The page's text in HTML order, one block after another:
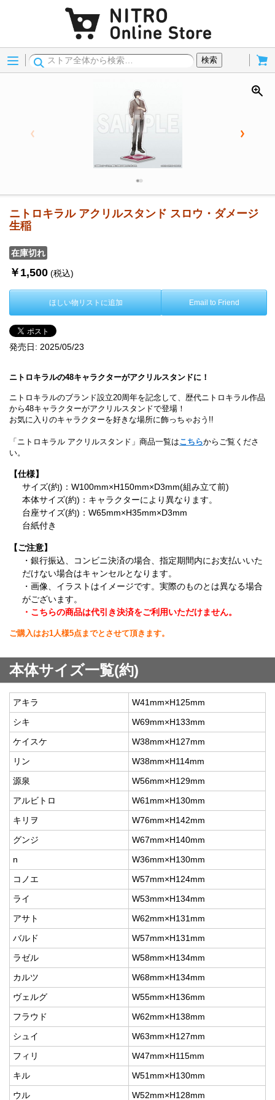
Menu
検索
ニトロキラル アクリルスタンド スロウ・ダメージ
生稲
在庫切れ
￥1,500 (税込)
ほしい物リストに追加 Email to Friend
発売日: 2025/05/23
ニトロキラルの48キャラクターがアクリルスタンドに！
ニトロキラルのブランド設立20周年を記念して、歴代ニトロキラル作品
から48キャラクターがアクリルスタンドで登場！
お気に入りのキャラクターを好きな場所に飾っちゃおう!!
「ニトロキラル アクリルスタンド」商品一覧はこちらからご覧くださ
い。
【仕様】
サイズ(約)：W100mm×H150mm×D3mm(組み立て前)
本体サイズ(約)：キャラクターにより異なります。
台座サイズ(約)：W65mm×H35mm×D3mm
台紙付き
【ご注意】
・銀行振込、コンビニ決済の場合、指定期間内にお支払いいた
だけない場合はキャンセルとなります。
・画像、イラストはイメージです。実際のものとは異なる場合
がございます。
・こちらの商品は代引き決済をご利用いただけません。
ご購入はお1人様5点までとさせて頂きます。
本体サイズ一覧(約)
アキラ
W41mm×H125mm
シキ
W69mm×H133mm
ケイスケ
W38mm×H127mm
リン
W38mm×H114mm
源泉
W56mm×H129mm
アルビトロ
W61mm×H130mm
キリヲ
W76mm×H142mm
グンジ
W67mm×H140mm
n
W36mm×H130mm
コノエ
W57mm×H124mm
ライ
W53mm×H134mm
アサト
W62mm×H131mm
バルド
W57mm×H131mm
ラゼル
W58mm×H134mm
カルツ
W68mm×H134mm
ヴェルグ
W55mm×H136mm
フラウド
W62mm×H138mm
シュイ
W63mm×H127mm
フィリ
W47mm×H115mm
キル
W51mm×H130mm
ウル
W52mm×H128mm